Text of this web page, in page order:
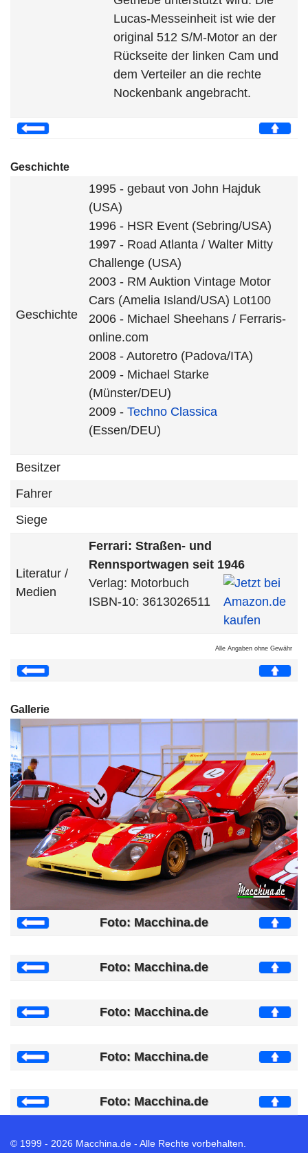
Lucas-Messeinheit ist wie der
original 512 S/M-Motor an der
Rückseite der linken Cam und
dem Verteiler an die rechte
Nockenbank angebracht.
Geschichte
Geschichte
1995 - gebaut von John Hajduk
(USA)
1996 - HSR Event (Sebring/USA)
1997 - Road Atlanta / Walter Mitty
Challenge (USA)
2003 - RM Auktion Vintage Motor
Cars (Amelia Island/USA) Lot100
2006 - Michael Sheehans / Ferraris-
online.com
2008 - Autoretro (Padova/ITA)
2009 - Michael Starke
(Münster/DEU)
2009 - Techno Classica
(Essen/DEU)
Besitzer
Fahrer
Siege
Literatur /
Medien
Ferrari: Straßen- und
Rennsportwagen seit 1946
Verlag: Motorbuch
ISBN-10: 3613026511
Alle Angaben ohne Gewähr
Gallerie
Foto: Macchina.de
Foto: Macchina.de
Foto: Macchina.de
Foto: Macchina.de
Foto: Macchina.de
© 1999 - 2026 Macchina.de - Alle Rechte vorbehalten.